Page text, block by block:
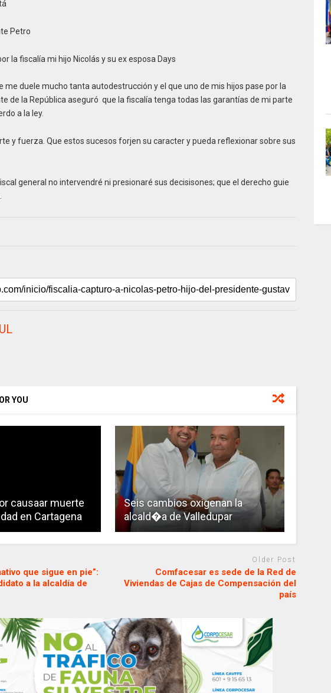
Petro
la fiscalía mi hijo Nicolás y su ex esposa Days
me duele mucho tanta autodestrucción y el que uno de mis hijos pase por la
de la República aseguró que la fiscalía tenga todas las garantías de mi parte
a la ley.
y fuerza. Que estos sucesos forjen su caracter y pueda reflexionar sobre sus
general no intervendré ni presionaré sus decisisones; que el derecho guie
YOU
causaar muerte
en Cartagena
Seis cambios oxigenan la
alcald�a de Valledupar
que sigue en pie”:
a la alcaldía de
Older Post
Comfacesar es sede de la Red de
Viviendas de Cajas de Compensación del
país